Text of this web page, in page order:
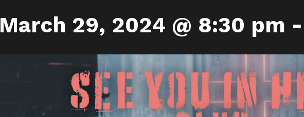
March 29, 2024 @ 8:30 pm -